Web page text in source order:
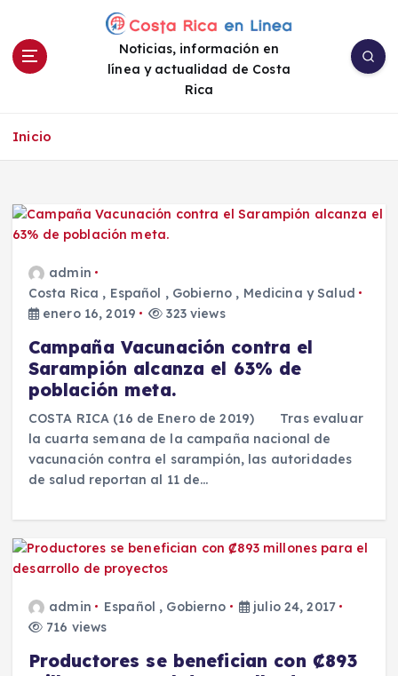
Noticias, información en
línea y actualidad de Costa
Rica
Inicio
admin
Costa Rica , Español , Gobierno , Medicina y Salud
enero 16, 2019
323 views
Campaña Vacunación contra el
Sarampión alcanza el 63% de
población meta.
COSTA RICA (16 de Enero de 2019) Tras evaluar
la cuarta semana de la campaña nacional de
vacunación contra el sarampión, las autoridades
de salud reportan al 11 de…
admin Español , Gobierno
julio 24, 2017
716 views
Productores se benefician con ₡893